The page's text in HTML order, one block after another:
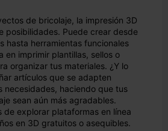
de bricolaje, la impresión 3D
posibilidades. Puede crear desde
hasta herramientas funcionales
en imprimir plantillas, sellos o
organizar tus materiales. ¿Y lo
artículos que se adapten
necesidades, haciendo que tus
sean aún más agradables.
de explorar plataformas en línea
en 3D gratuitos o asequibles.